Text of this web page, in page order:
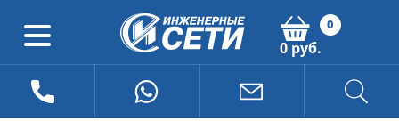
0
0 руб.